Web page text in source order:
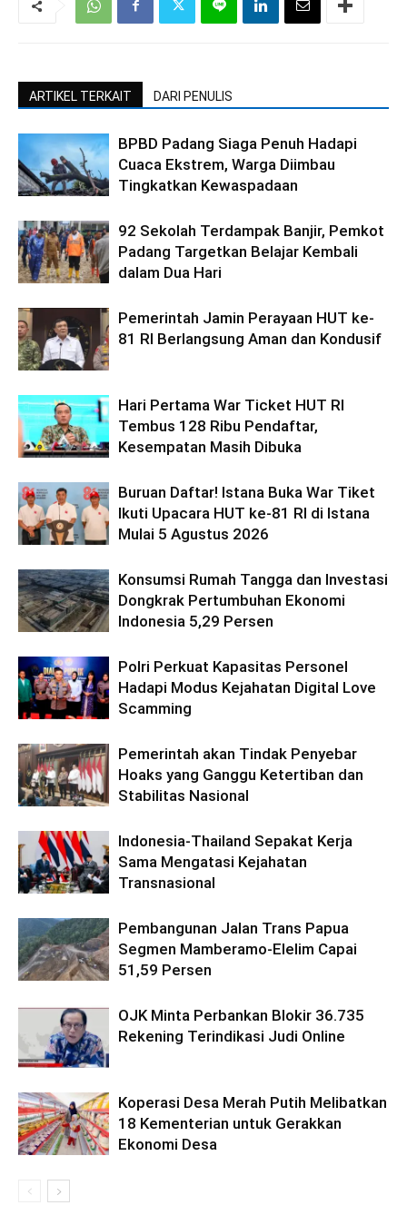
ARTIKEL TERKAIT DARI PENULIS
BPBD Padang Siaga Penuh Hadapi
Cuaca Ekstrem, Warga Diimbau
Tingkatkan Kewaspadaan
92 Sekolah Terdampak Banjir, Pemkot
Padang Targetkan Belajar Kembali
dalam Dua Hari
Pemerintah Jamin Perayaan HUT ke-
81 RI Berlangsung Aman dan Kondusif
Hari Pertama War Ticket HUT RI
Tembus 128 Ribu Pendaftar,
Kesempatan Masih Dibuka
Buruan Daftar! Istana Buka War Tiket
Ikuti Upacara HUT ke-81 RI di Istana
Mulai 5 Agustus 2026
Konsumsi Rumah Tangga dan Investasi
Dongkrak Pertumbuhan Ekonomi
Indonesia 5,29 Persen
Polri Perkuat Kapasitas Personel
Hadapi Modus Kejahatan Digital Love
Scamming
Pemerintah akan Tindak Penyebar
Hoaks yang Ganggu Ketertiban dan
Stabilitas Nasional
Indonesia-Thailand Sepakat Kerja
Sama Mengatasi Kejahatan
Transnasional
Pembangunan Jalan Trans Papua
Segmen Mamberamo-Elelim Capai
51,59 Persen
OJK Minta Perbankan Blokir 36.735
Rekening Terindikasi Judi Online
Koperasi Desa Merah Putih Melibatkan
18 Kementerian untuk Gerakkan
Ekonomi Desa